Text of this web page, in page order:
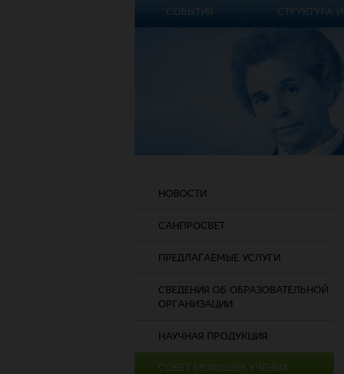
НОВОСТИ
САНПРОСВЕТ
ПРЕДЛАГАЕМЫЕ УСЛУГИ
СВЕДЕНИЯ ОБ ОБРАЗОВАТЕЛЬНОЙ
ОРГАНИЗАЦИИ
НАУЧНАЯ ПРОДУКЦИЯ
СОВЕТ МОЛОДЫХ УЧЕНЫХ
СОБЫТИЯ СТРУКТУРА